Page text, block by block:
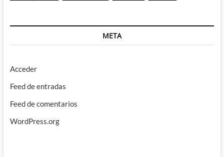
META
Acceder
Feed de entradas
Feed de comentarios
WordPress.org